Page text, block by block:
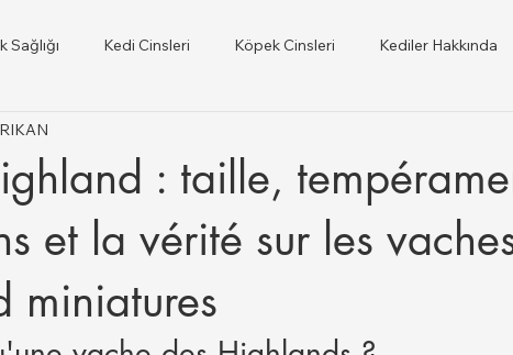
Sağlığı Kedi Cinsleri Köpek Cinsleri Kediler Hakkında
il ilce Veteriner Listesi
: taille,
et la vérité sur les
miniatures